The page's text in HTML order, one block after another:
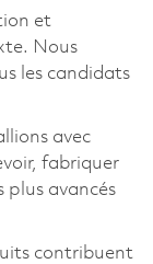
et
Nous
les candidats
avec
fabriquer
plus avancés
contribuent